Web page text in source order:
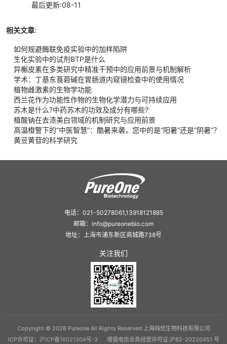
最后更新:08-11
相关文章:
如何规避酶联免疫实验中的加样陷阱
生化实验中的试剂BTP是什么
异槲皮素在多类研究中精准干预中的应用前景与机制解析
学术：丁基东莨菪碱在胃肠道内窥镜检查中的使用情况
植物雌激素的生物学功能
西兰花作为功能性作物的生物化学潜力与可持续应用
苏木是什么?中药苏木的功效及成分有哪些?
植酸钠在去渍美白领域的机制研究与应用前景
高温橙警下的“中医智慧”：酷暑来袭，您中的是“阳暑”还是“阴暑”？
黄豆黄苷的科学研究
电话：021-50278061,13918121885
邮箱：info@pureonebio.com
地址：上海市浦东新区商城路738号
关注我们
Copyright © 2026 Pureone All Rights Reserved 上海纯优生物科技有限公司
ICP许可证： 沪ICP备16021304号-3 增值电信业务经营许可证:沪B2-20220451 号